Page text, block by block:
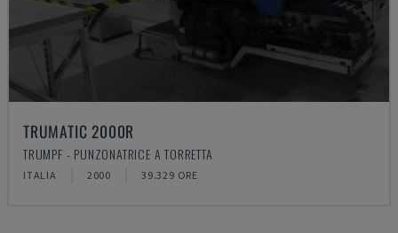
TRUMATIC 2000R
TRUMPF - PUNZONATRICE A TORRETTA
ITALIA 2000 39.329 ORE